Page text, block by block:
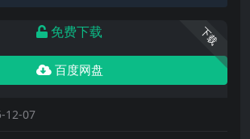
下载
免费下载
百度网盘
12-07